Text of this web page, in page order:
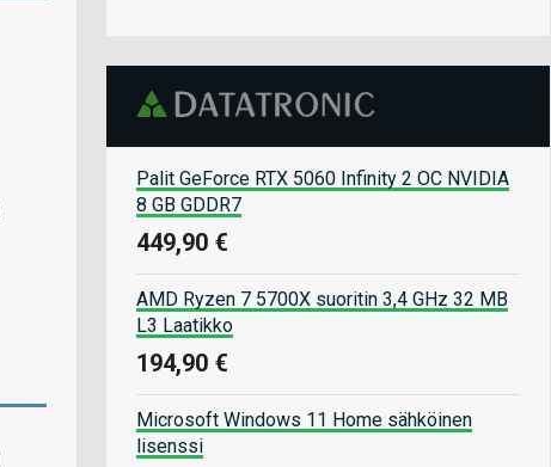
Palit GeForce RTX 5060 Infinity 2 OC NVIDIA
8 GB GDDR7
449,90 €
AMD Ryzen 7 5700X suoritin 3,4 GHz 32 MB
L3 Laatikko
194,90 €
Microsoft Windows 11 Home sähköinen
lisenssi